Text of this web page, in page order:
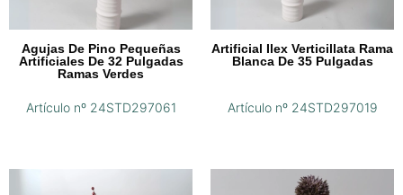
Agujas De Pino Pequeñas
Artificiales De 32 Pulgadas
Ramas Verdes
Artículo nº 24STD297061
Artificial Ilex Verticillata Rama
Blanca De 35 Pulgadas
Artículo nº 24STD297019